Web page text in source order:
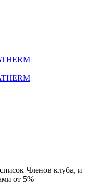
Членов клуба, и
от 5%